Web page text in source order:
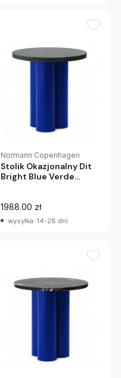
Normann Copenhagen
Stolik Okazjonalny Dit
Bright Blue Verde
1988.00 zł
wysyłka: 14-28 dni